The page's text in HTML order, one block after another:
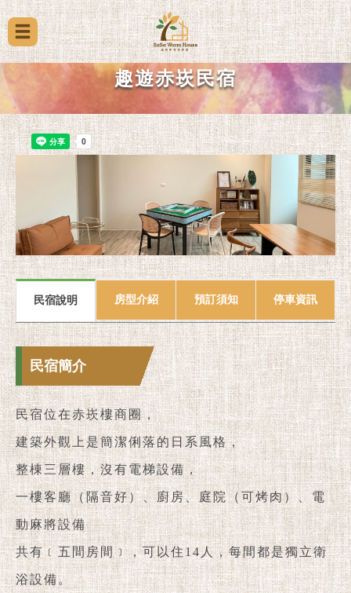
趣遊赤崁民宿
民宿說明 房型介紹 預訂須知 停車資訊
民宿簡介
民宿位在赤崁樓商圈，
建築外觀上是簡潔俐落的日系風格，
整棟三層樓，沒有電梯設備，
一樓客廳（隔音好）、廚房、庭院（可烤肉）、電
動麻將設備
共有﹝五間房間﹞，可以住14人，每間都是獨立衛
浴設備。